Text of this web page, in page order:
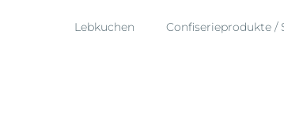
Lebkuchen Confiserieprodukte /